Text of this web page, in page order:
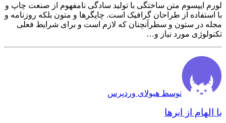
لورم ایپسوم متن ساختگی با تولید سادگی نامفهوم از صنعت چاپ و
با استفاده از طراحان گرافیک است. چاپگرها و متون بلکه روزنامه و
مجله در ستون و سطرآنچنان که لازم است و برای شرایط فعلی
تکنولوژی مورد نیاز و…
توسط هیولای وردپرس
با الهام از ابرها